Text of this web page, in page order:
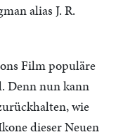
alias J. R.
Film populäre
Denn nun kann
wie
dieser Neuen